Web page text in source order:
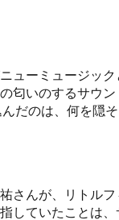
ューミュージッ
匂いのするサウ
だのは、何を隠
さんが、リトル
していたことは